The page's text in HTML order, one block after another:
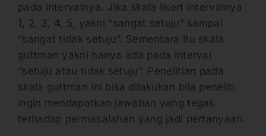
pada intervalnya. Jika skala likert intervalnya
1, 2, 3, 4, 5, yakni “sangat setuju” sampai
“sangat tidak setuju”. Sementara itu skala
guttman yakni hanya ada pada interval
“setuju atau tidak setuju”. Penelitian pada
skala guttman ini bisa dilakukan bila peneliti
ingin mendapatkan jawaban yang tegas
terhadap permasalahan yang jadi pertanyaan.